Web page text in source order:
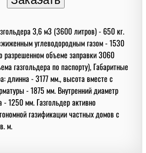
3,6 м3 (3600 литров) - 650 кг.
углеводородным газом - 1530
разрешенном объеме заправки 3060
газгольдера по паспорту), Габаритные
длинна - 3177 мм., высота вместе с
- 1875 мм. Внутренний диаметр
- 1250 мм. Газгольдер активно
газификации частных домов с
м.